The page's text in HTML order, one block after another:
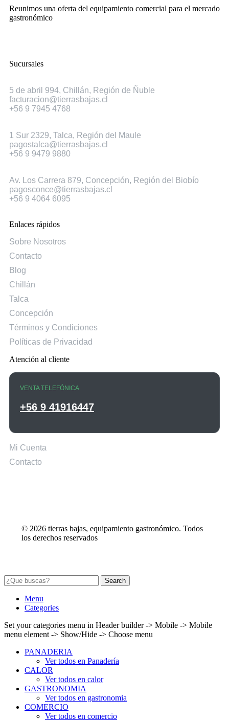
Reunimos una oferta del equipamiento comercial para el mercado
gastronómico
Sucursales
5 de abril 994, Chillán, Región de Ñuble
facturacion@tierrasbajas.cl
+56 9 7945 4768
1 Sur 2329, Talca, Región del Maule
pagostalca@tierrasbajas.cl
+56 9 9479 9880
Av. Los Carrera 879, Concepción, Región del Biobío
pagosconce@tierrasbajas.cl
+56 9 4064 6095
Enlaces rápidos
Sobre Nosotros
Contacto
Blog
Chillán
Talca
Concepción
Términos y Condiciones
Políticas de Privacidad
Atención al cliente
VENTA TELEFÓNICA
+56 9 41916447
Mi Cuenta
Contacto
© 2026 tierras bajas, equipamiento gastronómico. Todos
los derechos reservados
Search
Menu
Categories
Set your categories menu in Header builder -> Mobile -> Mobile
menu element -> Show/Hide -> Choose menu
PANADERIA
Ver todos en Panadería
CALOR
Ver todos en calor
GASTRONOMIA
Ver todos en gastronomia
COMERCIO
Ver todos en comercio
una
de
No fue buena
Siguiente
Saltar